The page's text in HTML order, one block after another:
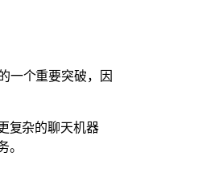
一个重要突破，因
复杂的聊天机器